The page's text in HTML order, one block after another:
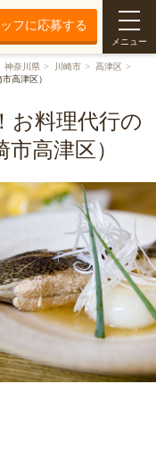
フに応募する
メニュー
神奈川県 川崎市
高津区
高津区）
お料理代行の
高津区）